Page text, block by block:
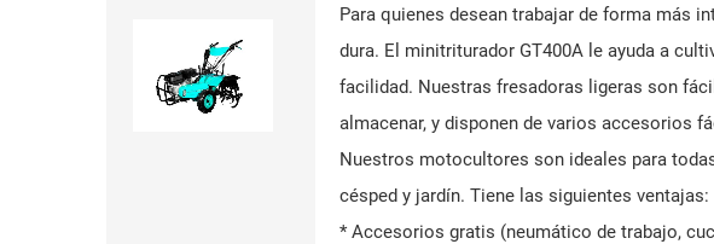
Para quienes desean trabajar de forma más
dura. El minitriturador GT400A le ayuda a
facilidad. Nuestras fresadoras ligeras son
almacenar, y disponen de varios accesorios
Nuestros motocultores son ideales para
césped y jardín. Tiene las siguientes ventajas:
* Accesorios gratis (neumático de trabajo,